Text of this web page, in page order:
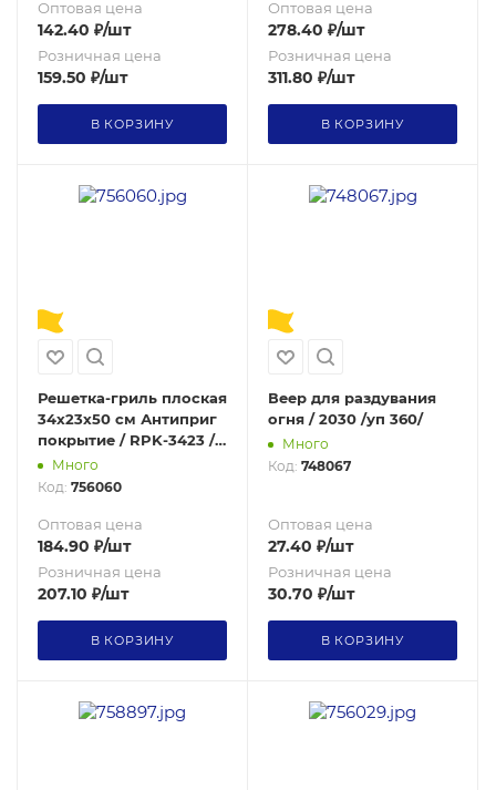
Оптовая цена
142.40 ₽/шт
Розничная цена
159.50 ₽/шт
В КОРЗИНУ
Оптовая цена
278.40 ₽/шт
Розничная цена
311.80 ₽/шт
В КОРЗИНУ
Решетка-гриль плоская
34х23х50 см Антиприг
покрытие / RPK-3423 /
уп 50/ 0,4
Много
Код: 756060
Оптовая цена
184.90 ₽/шт
Розничная цена
207.10 ₽/шт
В КОРЗИНУ
Веер для раздувания
огня / 2030 /уп 360/
Много
Код: 748067
Оптовая цена
27.40 ₽/шт
Розничная цена
30.70 ₽/шт
В КОРЗИНУ